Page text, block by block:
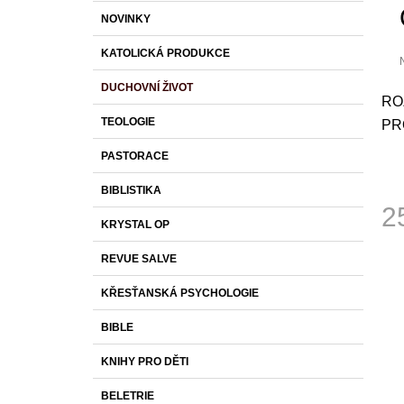
kategorie
K
A
T
E
G
O
R
E
NOVINKY
KATOLICKÁ PRODUKCE
DUCHOVNÍ ŽIVOT
TEOLOGIE
PASTORACE
BIBLISTIKA
KRYSTAL OP
REVUE SALVE
KŘESŤANSKÁ PSYCHOLOGIE
BIBLE
KNIHY PRO DĚTI
BELETRIE